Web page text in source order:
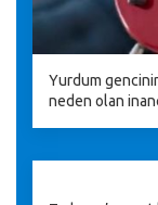
Yurdum
neden olan